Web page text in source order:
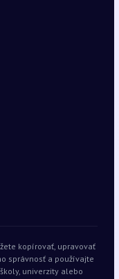
kopírovať, upravovať
správnosť a používajte
univerzity alebo